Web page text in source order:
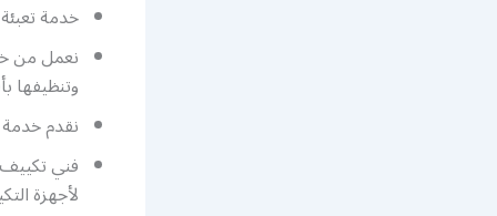
خدمة
نعمل من
وتنظيفها
نقدم
فني
لأجهزة